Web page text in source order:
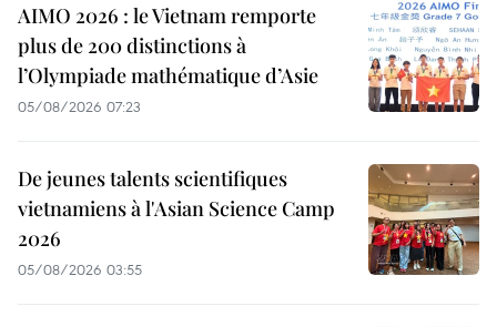
AIMO 2026 : le Vietnam remporte
plus de 200 distinctions à
l’Olympiade mathématique d’Asie
05/08/2026 07:23
De jeunes talents scientifiques
vietnamiens à l'Asian Science Camp
2026
05/08/2026 03:55